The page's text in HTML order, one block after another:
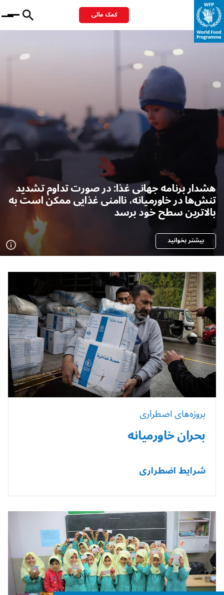
کمک مالی Menu
هشدار برنامه جهانی غذا: در صورت تداوم تشدید
تنش‌ها در خاورمیانه، ناامنی غذایی ممکن است به
بالاترین سطح خود برسد
بیشتر بخوانید
پروژه‌های اضطراری
بحران خاورمیانه
شرایط اضطراری